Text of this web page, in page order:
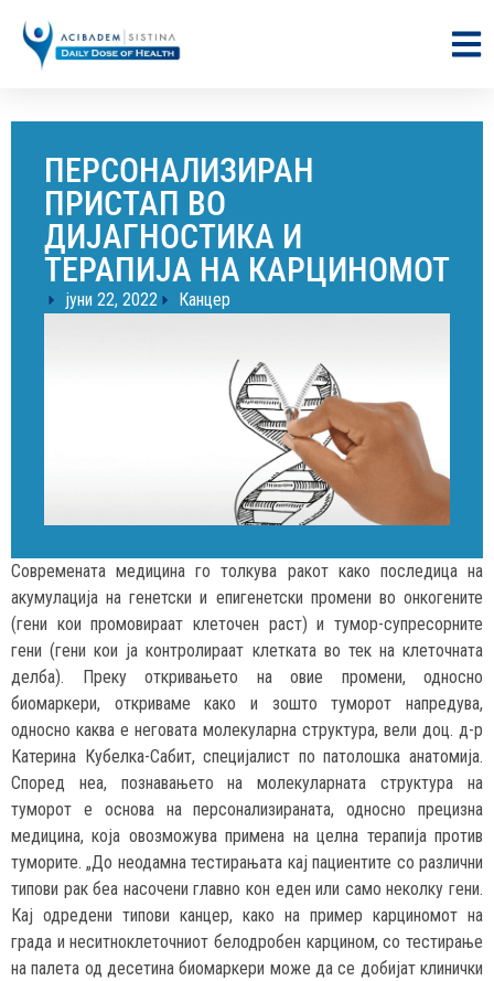
ПЕРСОНАЛИЗИРАН
ПРИСТАП ВО
ДИЈАГНОСТИКА И
ТЕРАПИЈА НА КАРЦИНОМОТ
јуни 22, 2022 Канцер
Современата медицина го толкува ракот како последица на
акумулација на генетски и епигенетски промени во онкогените
(гени кои промовираат клеточен раст) и тумор-супресорните
гени (гени кои ја контролираат клетката во тек на клеточната
делба). Преку откривањето на овие промени, односно
биомаркери, откриваме како и зошто туморот напредува,
односно каква е неговата молекуларна структура, вели доц. д-р
Катерина Кубелка-Сабит, специјалист по патолошка анатомија.
Според неа, познавањето на молекуларнaта структура на
туморот е основа на персонализираната, односно прецизна
медицина, која овозможува примена на целна терапија против
туморите. „До неодамна тестирањата кај пациентите со различни
типови рак беа насочени главно кон еден или само неколку гени.
Кај одредени типови канцер, како на пример карциномот на
града и неситноклеточниот белодробен карцином, со тестирање
на палета од десетина биомаркери може да се добијат клинички